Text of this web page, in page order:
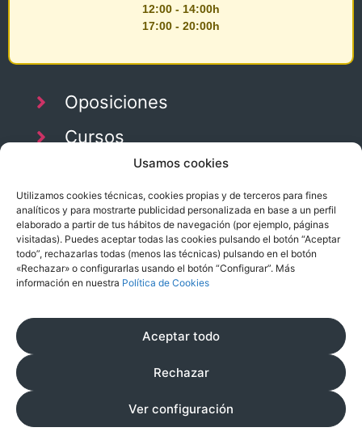
Usamos cookies
Utilizamos cookies técnicas, cookies propias y de terceros para fines
analíticos y para mostrarte publicidad personalizada en base a un perfil
elaborado a partir de tus hábitos de navegación (por ejemplo, páginas
visitadas). Puedes aceptar todas las cookies pulsando el botón “Aceptar
todo”, rechazarlas todas (menos las técnicas) pulsando en el botón
«Rechazar» o configurarlas usando el botón “Configurar”. Más
información en nuestra Política de Cookies
Aceptar todo
Rechazar
Ver configuración
Oposiciones
Cursos
Temarios
Blog
12:00 - 14:00h
17:00 - 20:00h
Suscríbete a nuestra newsletter
Política de Privacidad
Cookies|Condiciones Generales de Contratación